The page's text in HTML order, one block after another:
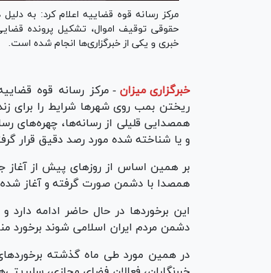
مرکز رسانه قوه قضاییه اعلام کرد: به
حقوقی توقیف اموال، تشکیل پرونده
خبری و یکی از خبرگزاری‌ها انجام شده است.
خبرگزاری میزان - مرکز رسانه قوه
ریختن بمب روی شهر‌ها شرایط را برای
همصدایی قلیلی از رسانه‌ها، چهره‌های
و یا شناخته شده مورد رصد دقیق قرار
بر همین اساس از روز‌های پیش از آغاز
همصدا با دشمن صورت گرفته و آغاز شده
این برخورد‌ها در حال حاضر ادامه
دشمن مردم ایران اسلامی شوند برخورد
در همین مورد طی ماه گذشته